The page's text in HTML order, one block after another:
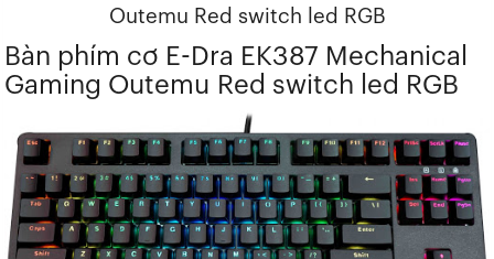
Outemu Red switch led RGB
Bàn phím cơ E-Dra EK387 Mechanical
Gaming Outemu Red switch led RGB